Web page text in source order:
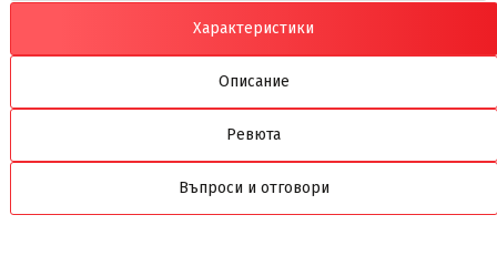
Характеристики
Описание
Ревюта
Въпроси и отговори